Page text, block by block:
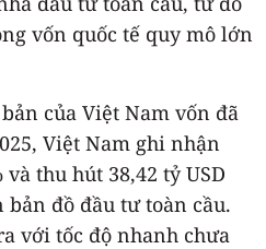
vốn quốc tế quy mô lớn
của Việt Nam vốn đã
Việt Nam ghi nhận
thu hút 38,42 tỷ USD
đồ đầu tư toàn cầu.
với tốc độ nhanh chưa